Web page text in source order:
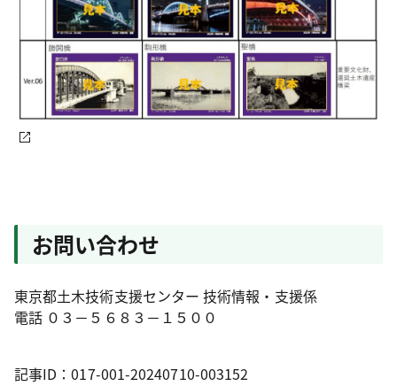
お問い合わせ
東京都土木技術支援センター 技術情報・支援係
電話 ０３－５６８３－１５００
記事ID：017-001-20240710-003152